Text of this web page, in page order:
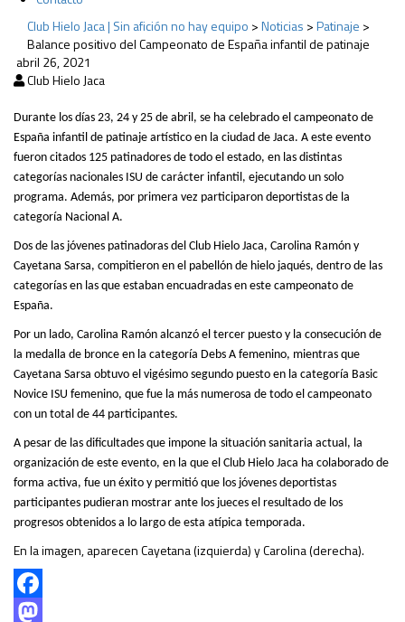
Club Hielo Jaca | Sin afición no hay equipo >Noticias >Patinaje >
Balance positivo del Campeonato de España infantil de patinaje
abril 26, 2021
Club Hielo Jaca
Durante los días 23, 24 y 25 de abril, se ha celebrado el campeonato de
España infantil de patinaje artístico en la ciudad de Jaca. A este evento
fueron citados 125 patinadores de todo el estado, en las distintas
categorías nacionales ISU de carácter infantil, ejecutando un solo
programa. Además, por primera vez participaron deportistas de la
categoría Nacional A.
Dos de las jóvenes patinadoras del Club Hielo Jaca, Carolina Ramón y
Cayetana Sarsa, compitieron en el pabellón de hielo jaqués, dentro de las
categorías en las que estaban encuadradas en este campeonato de
España.
Por un lado, Carolina Ramón alcanzó el tercer puesto y la consecución de
la medalla de bronce en la categoría Debs A femenino, mientras que
Cayetana Sarsa obtuvo el vigésimo segundo puesto en la categoría Basic
Novice ISU femenino, que fue la más numerosa de todo el campeonato
con un total de 44 participantes.
A pesar de las dificultades que impone la situación sanitaria actual, la
organización de este evento, en la que el Club Hielo Jaca ha colaborado de
forma activa, fue un éxito y permitió que los jóvenes deportistas
participantes pudieran mostrar ante los jueces el resultado de los
progresos obtenidos a lo largo de esta atípica temporada.
En la imagen, aparecen Cayetana (izquierda) y Carolina (derecha).
Facebook